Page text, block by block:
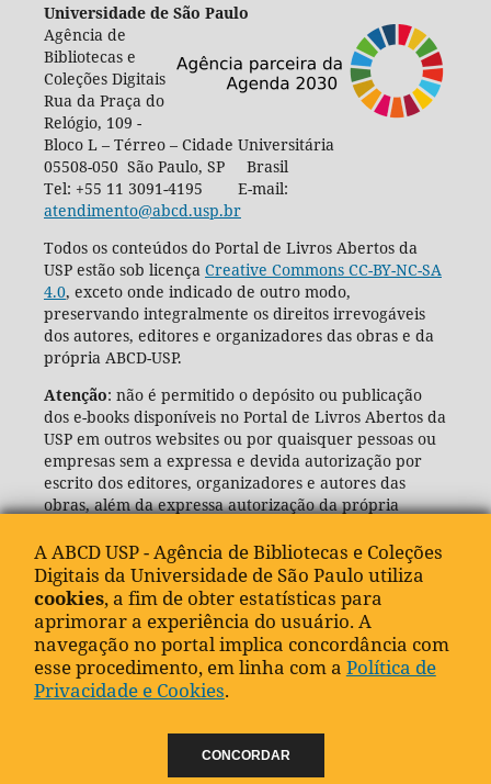
Universidade de São Paulo
Agência de
Bibliotecas e
Coleções Digitais
Rua da Praça do
Relógio, 109 -
Bloco L – Térreo – Cidade Universitária
05508-050 São Paulo, SP Brasil
Tel: +55 11 3091-4195 E-mail:
atendimento@abcd.usp.br
Todos os conteúdos do Portal de Livros Abertos da
USP estão sob licença Creative Commons CC-BY-NC-SA
4.0, exceto onde indicado de outro modo,
preservando integralmente os direitos irrevogáveis
dos autores, editores e organizadores das obras e da
própria ABCD-USP.
Atenção: não é permitido o depósito ou publicação
dos e-books disponíveis no Portal de Livros Abertos da
USP em outros websites ou por quaisquer pessoas ou
empresas sem a expressa e devida autorização por
escrito dos editores, organizadores e autores das
obras, além da expressa autorização da própria
(ABCD-USP).
A ABCD USP - Agência de Bibliotecas e Coleções
Digitais da Universidade de São Paulo utiliza
cookies, a fim de obter estatísticas para
aprimorar a experiência do usuário. A
navegação no portal implica concordância com
esse procedimento, em linha com a Política de
Privacidade e Cookies.
CONCORDAR